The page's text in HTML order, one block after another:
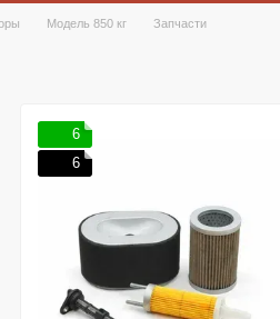
Модель 850 кг Запчасти
6
6